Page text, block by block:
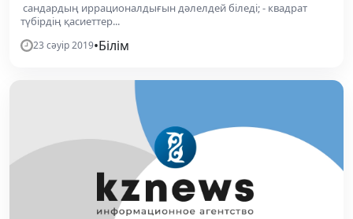
сандардың иррационалдығын дәлелдей біледі; - квадрат
түбірдің қасиеттер...
23 сәуір 2019•Білім